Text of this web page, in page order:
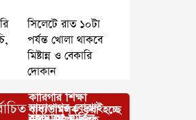
সিলেটে রাত ১০টা
পর্যন্ত খোলা থাকবে
মিষ্টান্ন ও বেকারি
দোকান
কারিগরি শিক্ষা
বাধ্যতামূলক করা হচ্ছে
সাদাপাথর বোঝাই